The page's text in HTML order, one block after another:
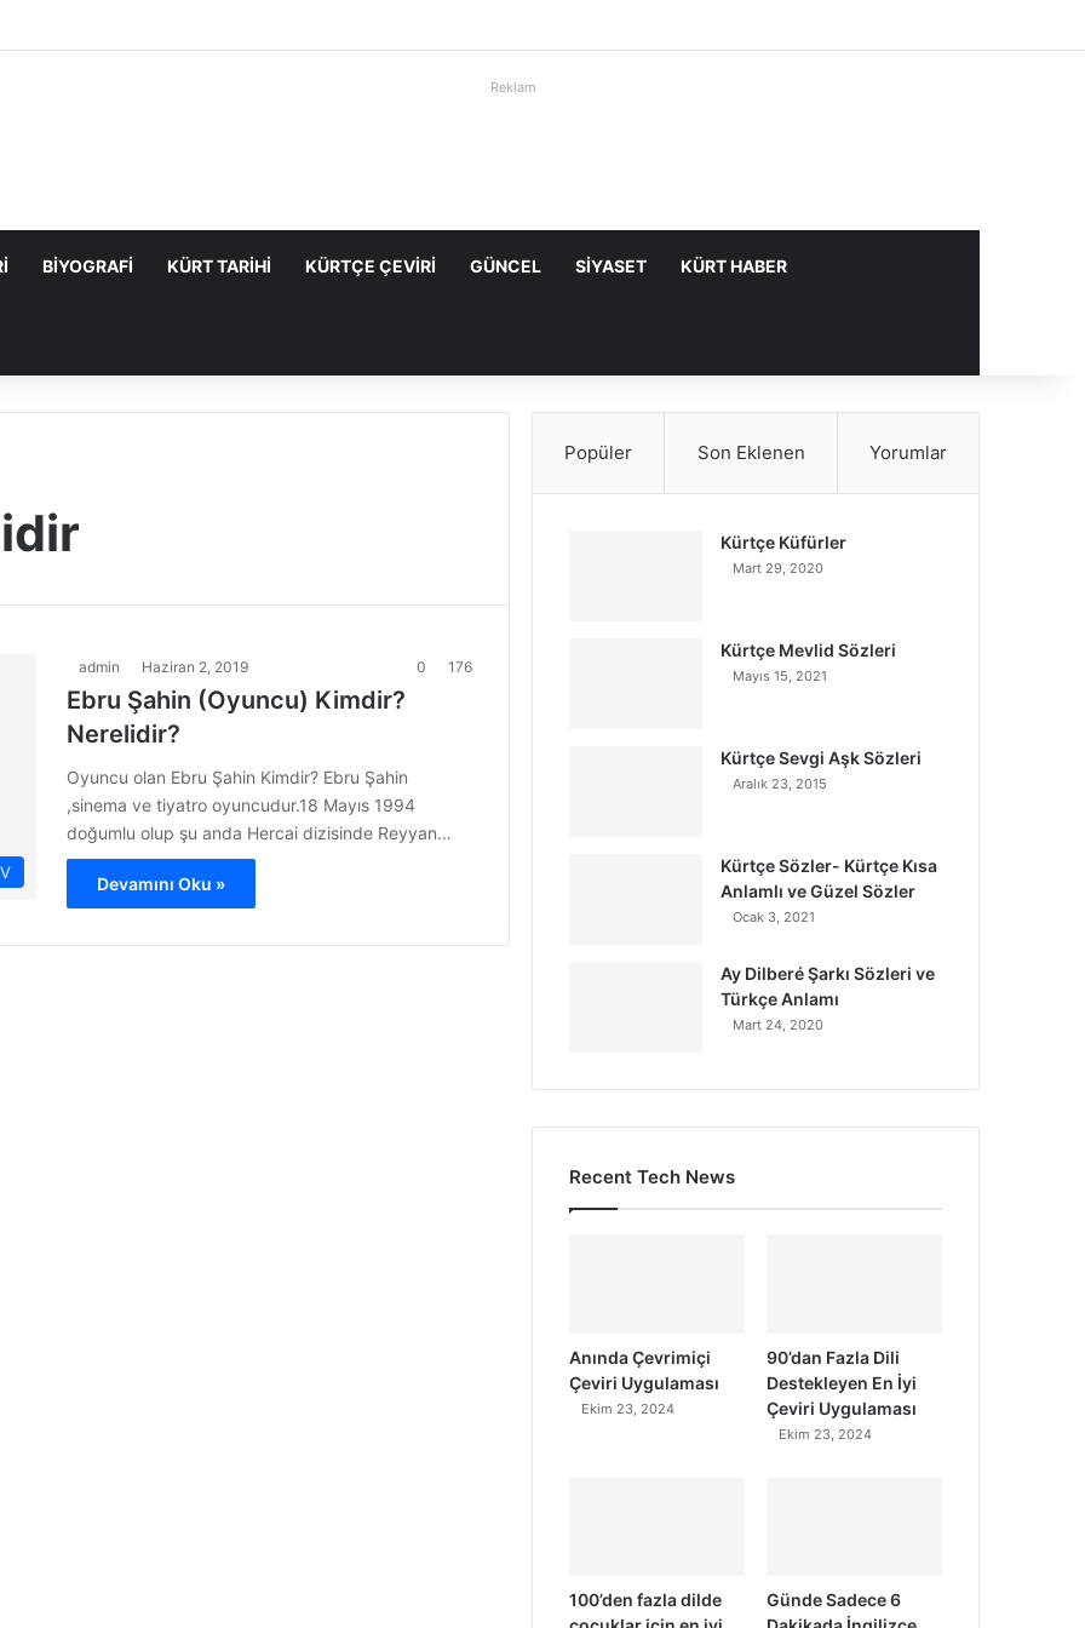
Reklam
BIYOGRAFI KÜRT TARIHI KÜRTÇE ÇEVIRI GÜNCEL SIYASET KÜRT HABER
admin Haziran 2, 2019 0 176
Ebru Şahin (Oyuncu) Kimdir?
Nerelidir?
Oyuncu olan Ebru Şahin Kimdir? Ebru Şahin
,sinema ve tiyatro oyuncudur.18 Mayıs 1994
doğumlu olup şu anda Hercai dizisinde Reyyan…
Devamını Oku »
Popüler Son Eklenen Yorumlar
Kürtçe Küfürler
Mart 29, 2020
Kürtçe Mevlid Sözleri
Mayıs 15, 2021
Kürtçe Sevgi Aşk Sözleri
Aralık 23, 2015
Kürtçe Sözler- Kürtçe Kısa
Anlamlı ve Güzel Sözler
Ocak 3, 2021
Ay Dilberé Şarkı Sözleri ve
Türkçe Anlamı
Mart 24, 2020
Recent Tech News
Anında Çevrimiçi
Çeviri Uygulaması
Ekim 23, 2024
90’dan Fazla Dili
Destekleyen En İyi
Çeviri Uygulaması
Ekim 23, 2024
100’den fazla dilde
Günde Sadece 6